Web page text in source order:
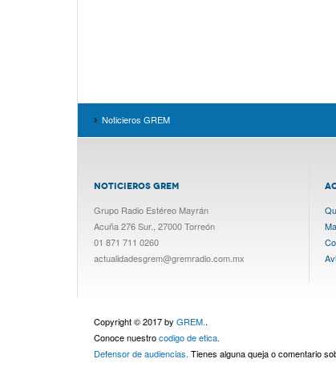
Noticieros GREM
NOTICIEROS GREM
Grupo Radio Estéreo Mayrán
Acuña 276 Sur., 27000 Torreón
01 871 711 0260
actualidadesgrem@gremradio.com.mx
Copyright © 2017 by GREM..
Conoce nuestrocodigo de etica.
Defensor de audiencias. Tienes alguna queja o comentario